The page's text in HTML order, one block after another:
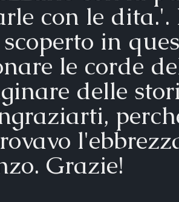
con le dita.'.
in
le corde
delle
Grazie!